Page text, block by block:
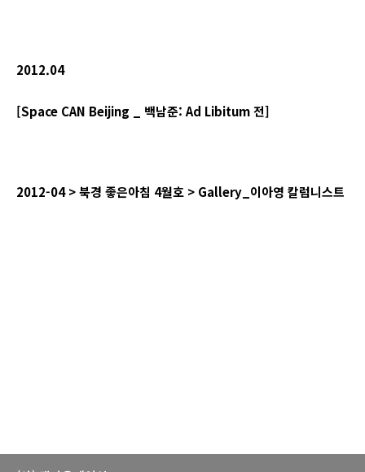
2012.04
[Space CAN Beijing _ 백남준: Ad Libitum전]
2012-04 >북경 좋은아침 4월호 > Gallery_ 이아영 칼럼니스트